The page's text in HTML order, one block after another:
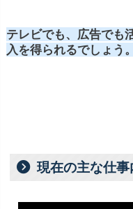
テレビでも、広告でも
入を得られるでしょう。
現在の主な仕